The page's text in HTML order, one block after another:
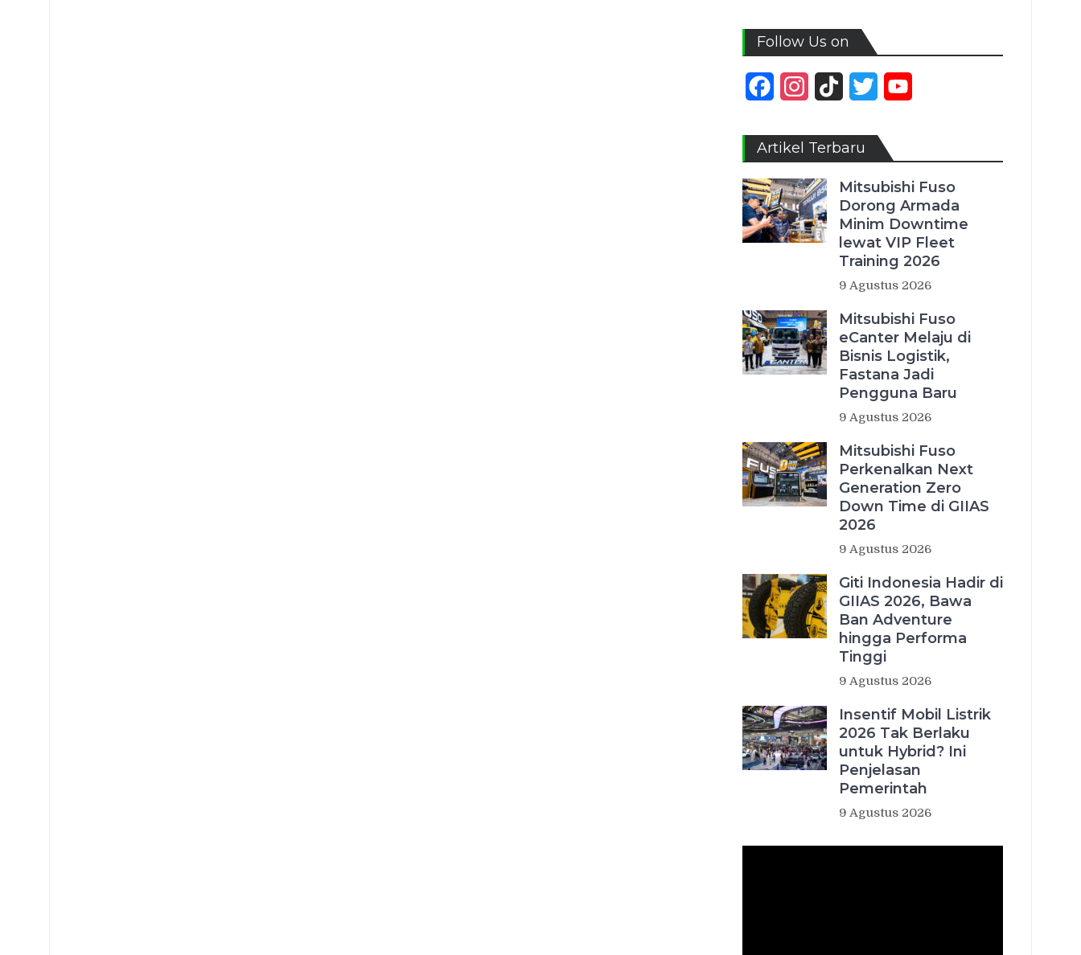
Follow Us on
FacebookInstagram
TikTok Twitter
Artikel Terbaru
Mitsubishi Fuso
Dorong Armada
Minim Downtime
lewat VIP Fleet
Training 2026
9 Agustus 2026
Mitsubishi Fuso
eCanter Melaju di
Bisnis Logistik,
Fastana Jadi
Pengguna Baru
9 Agustus 2026
Mitsubishi Fuso
Perkenalkan Next
Generation Zero
Down Time di GIIAS
2026
9 Agustus 2026
Giti Indonesia Hadir di
GIIAS 2026, Bawa
Ban Adventure
hingga Performa
Tinggi
9 Agustus 2026
Insentif Mobil Listrik
2026 Tak Berlaku
untuk Hybrid? Ini
Penjelasan
Pemerintah
9 Agustus 2026